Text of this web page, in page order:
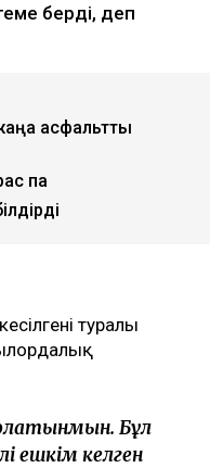
берді, деп
асфальтты
па
туралы
Бұл
ешкім келген